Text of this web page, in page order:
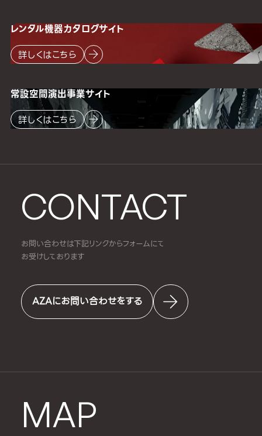
CONTACT
お問い合わせは下記リンクからフォームにて
お受けしております
AZAにお問い合わせをする
MAP
レンタル機器カタログサイト
詳しくはこちら
常設空間演出事業サイト
詳しくはこちら